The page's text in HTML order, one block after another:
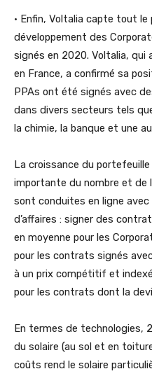
• Enfin, Voltalia capte tout
développement des
signés en 2020. Voltalia, qui
en France, a confirmé sa
PPAs ont été signés avec
dans divers secteurs tels
la chimie, la banque et une
La croissance du
importante du nombre et de
sont conduites en ligne
d’affaires : signer des
en moyenne pour les
pour les contrats signés
à un prix compétitif et
pour les contrats dont la
En termes de technologies,
du solaire (au sol et en
coûts rend le solaire